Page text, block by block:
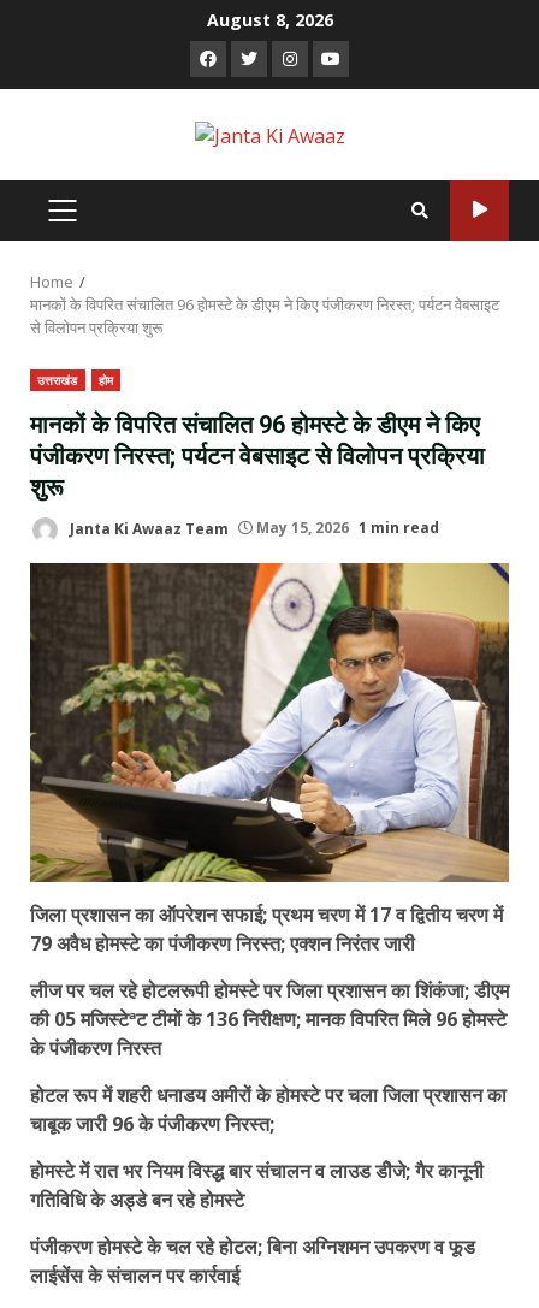
August 8, 2026
Facebook
TwitterInstagram
Youtube
PRIMARY
MENU
Home
मानकों के विपरित संचालित 96 होमस्टे के डीएम ने किए पंजीकरण निरस्त; पर्यटन वेबसाइट
से विलोपन प्रक्रिया शुरू
उत्तराखंड होम
मानकों के विपरित संचालित 96 होमस्टे के डीएम ने किए
पंजीकरण निरस्त; पर्यटन वेबसाइट से विलोपन प्रक्रिया
शुरू
Janta Ki Awaaz Team May 15, 2026 1 min read
जिला प्रशासन का ऑपरेशन सफाई; प्रथम चरण में 17 व द्वितीय चरण में
79 अवैध होमस्टे का पंजीकरण निरस्त; एक्शन निरंतर जारी
लीज पर चल रहे होटलरूपी होमस्टे पर जिला प्रशासन का शिंकंजा; डीएम
की 05 मजिस्टेªट टीमों के 136 निरीक्षण; मानक विपरित मिले 96 होमस्टे
के पंजीकरण निरस्त
होटल रूप में शहरी धनाडय अमीरों के होमस्टे पर चला जिला प्रशासन का
चाबूक जारी 96 के पंजीकरण निरस्त;
होमस्टे में रात भर नियम विस्द्ध बार संचालन व लाउड डीेजे; गैर कानूनी
गतिविधि के अड्डे बन रहे होमस्टे
पंजीकरण होमस्टे के चल रहे होटल; बिना अग्निशमन उपकरण व फूड
लाईसेंस के संचालन पर कार्रवाई